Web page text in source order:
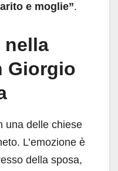
e moglie”.
nella
Giorgio
una delle chiese
L’emozione è
della sposa,